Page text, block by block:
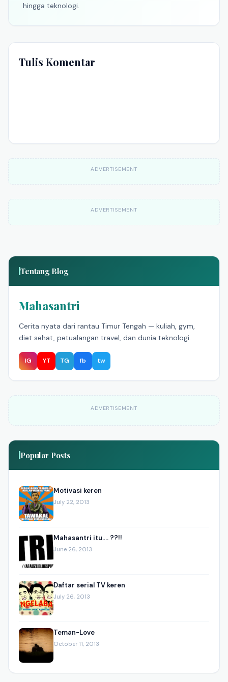
hingga teknologi.
Tulis Komentar
ADVERTISEMENT
ADVERTISEMENT
Tentang Blog
Mahasantri
Cerita nyata dari rantau Timur Tengah — kuliah, gym,
diet sehat, petualangan travel, dan dunia teknologi.
IG YT TG fb tw
ADVERTISEMENT
Popular Posts
Motivasi keren
July 22, 2013
Mahasantri itu.... ??!!
June 26, 2013
Daftar serial TV keren
July 26, 2013
Teman-Love
October 11, 2013